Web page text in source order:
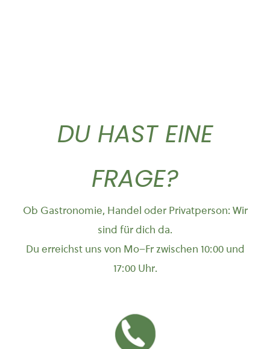
DU HAST EINE
FRAGE?
Ob Gastronomie, Handel oder Privatperson: Wir
sind für dich da.
Du erreichst uns von Mo–Fr zwischen 10:00 und
17:00 Uhr.